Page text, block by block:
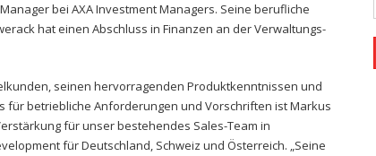
bei AXA Investment Managers. Seine berufliche
hat einen Abschluss in Finanzen an der Verwaltungs-
seinen hervorragenden Produktkenntnissen und
betriebliche Anforderungen und Vorschriften ist Markus
für unser bestehendes Sales-Team in
für Deutschland, Schweiz und Österreich. „Seine